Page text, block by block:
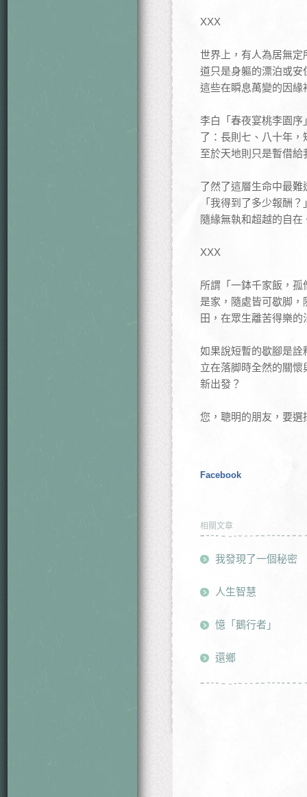
XXX
世界上，有人為居無
道只是身軀的漂泊或安
這些在瞬息萬變的因
李白「春夜宴桃李園
了：長則七、八十年
至於天地則只是暫借
了然了這層生命中最
「我得到了多少報酬
隨緣無執和超越的自在
XXX
所謂「一鉢千家飯，
是家，隨處皆可歇脚
田，在眾生離苦得樂
如果說短暫的歇腳是
立在落脚時全然的關
新出發？
您，聰明的朋友，要
Facebook
相關文章
我發現了一個秘密
人生智慧
憶「鵝行者」
還鄉